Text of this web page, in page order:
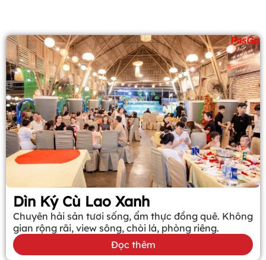
Dìn Ký Cù Lao Xanh
Chuyên hải sản tươi sống, ẩm thực đồng quê. Không
gian rộng rãi, view sông, chòi lá, phòng riêng.
Đọc thêm